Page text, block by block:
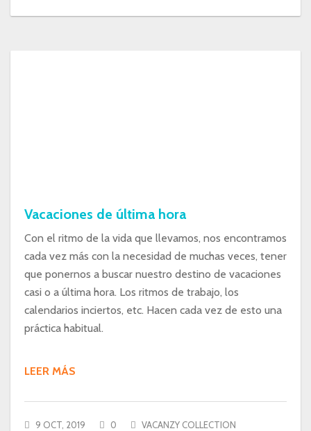
Vacaciones de última hora
Con el ritmo de la vida que llevamos, nos encontramos
cada vez más con la necesidad de muchas veces, tener
que ponernos a buscar nuestro destino de vacaciones
casi o a última hora. Los ritmos de trabajo, los
calendarios inciertos, etc. Hacen cada vez de esto una
práctica habitual.
LEER MÁS
9 OCT, 2019 0 VACANZY COLLECTION